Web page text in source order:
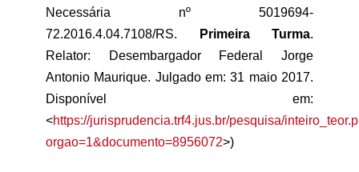
Necessária nº 5019694-
72.2016.4.04.7108/RS.
Primeira Turma.
Relator: Desembargador Federal Jorge
Antonio Maurique. Julgado em: 31 maio 2017.
Disponível em:
<https://jurisprudencia.trf4.jus.br/pesquisa/
orgao=1&documento=8956072>)